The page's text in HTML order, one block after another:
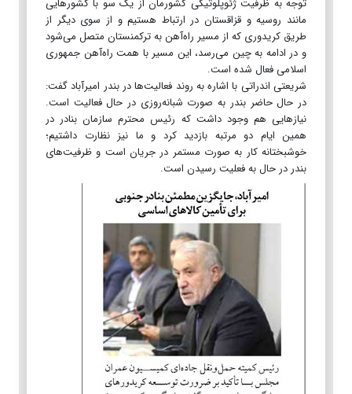
توجه به ظرفیت ژئوپلوتیکی کشورمان از یک سو با کشورهایی
مانند روسیه و قزاقستان در ارتباط هستیم و از سوی دیگر از
طریق کریدوری که از مسیر راه‌آهن به ترکمنستان متصل می‌شود
و در ادامه به چین می‌رسد، این مسیر با همت راه‌آهن جمهوری
اسلامی فعال شده است.
شریعتی اندراتی با اشاره به روند فعالیت‌ها در بندر امیرآباد گفت:
در حال حاضر بندر به صورت شبانه‌روزی در حال فعالیت است.
نیازهایی هم وجود داشت که رئیس محترم سازمان بنادر در
همین ایام دو مرتبه بازدید کرد و ما نیز نظارت داشتیم؛
خوشبختانه کار به صورت مستمر در جریان است و ظرفیت‌های
بندر در حال به فعلیت رسیدن است.